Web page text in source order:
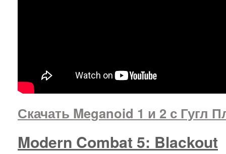
Скачать Meganoid 1 и 2 с Гугл
Modern Combat 5: Blackout